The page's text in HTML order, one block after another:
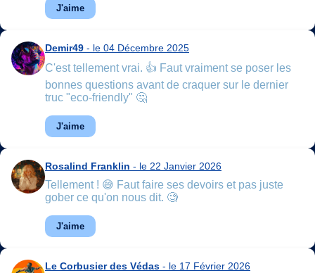
J'aime
Demir49 - le 04 Décembre 2025
C'est tellement vrai. 👍 Faut vraiment se poser les
bonnes questions avant de craquer sur le dernier
truc "eco-friendly" 🤔
J'aime
Rosalind Franklin - le 22 Janvier 2026
Tellement ! 😅 Faut faire ses devoirs et pas juste
gober ce qu'on nous dit. 🧐
J'aime
Le Corbusier des Védas - le 17 Février 2026